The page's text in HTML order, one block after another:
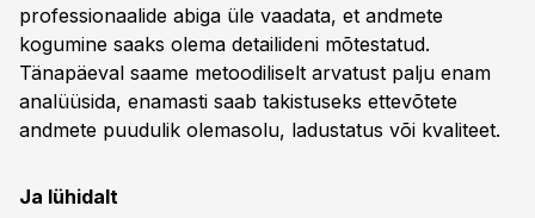
professionaalide abiga üle vaadata, et andmete
kogumine saaks olema detailideni mõtestatud.
Tänapäeval saame metoodiliselt arvatust palju enam
analüüsida, enamasti saab takistuseks ettevõtete
andmete puudulik olemasolu, ladustatus või kvaliteet.
Ja lühidalt